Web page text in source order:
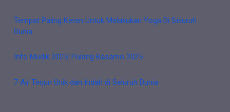
Tempat Paling Keren Untuk Melakukan Yoga Di Seluruh
Dunia
Info Mudik 2025: Pulang Basamo 2025
7 Air Terjun Unik dan Indah di Seluruh Dunia